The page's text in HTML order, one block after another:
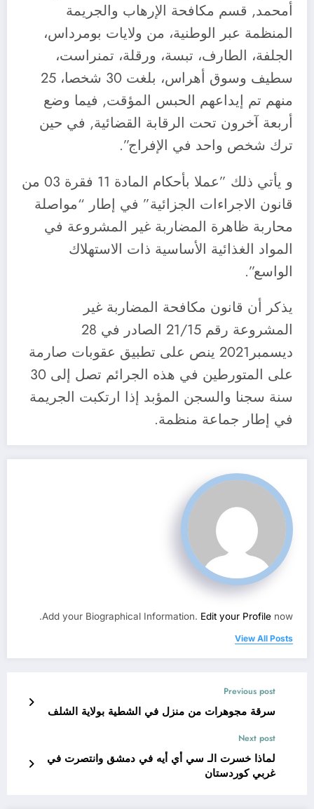
أمحمد, قسم مكافحة الإرهاب والجريمة
المنظمة عبر الوطنية، من ولايات بومرداس،
الجلفة، الطارف، تبسة، ورقلة، تمنراست،
سطيف وسوق أهراس، بلغت 30 شخصا، 25
منهم تم إيداعهم الحبس المؤقت, فيما وضع
أربعة آخرون تحت الرقابة القضائية, في حين
ترك شخص واحد في الإفراج”.
و يأتي ذلك ”عملا بأحكام المادة 11 فقرة 03 من
قانون الاجراءات الجزائية” في إطار “مواصلة
محاربة ظاهرة المضاربة غير المشروعة في
المواد الغذائية الأساسية ذات الاستهلاك
الواسع”.
يذكر أن قانون مكافحة المضاربة غير
المشروعة رقم 21/15 الصادر في 28
ديسمبر2021 ينص على تطبيق عقوبات صارمة
على المتورطين في هذه الجرائم تصل إلى 30
سنة سجنا والسجن المؤبد إذا ارتكبت الجريمة
في إطار جماعة منظمة.
Add your Biographical Information. Edit your Profile now.
View All Posts
Previous post
سرقة مجوهرات من منزل في الشطية بولاية الشلف
Next post
لماذا خسرت الـ سي أي أيه في دمشق وانتصرت في
غربي كوردستان